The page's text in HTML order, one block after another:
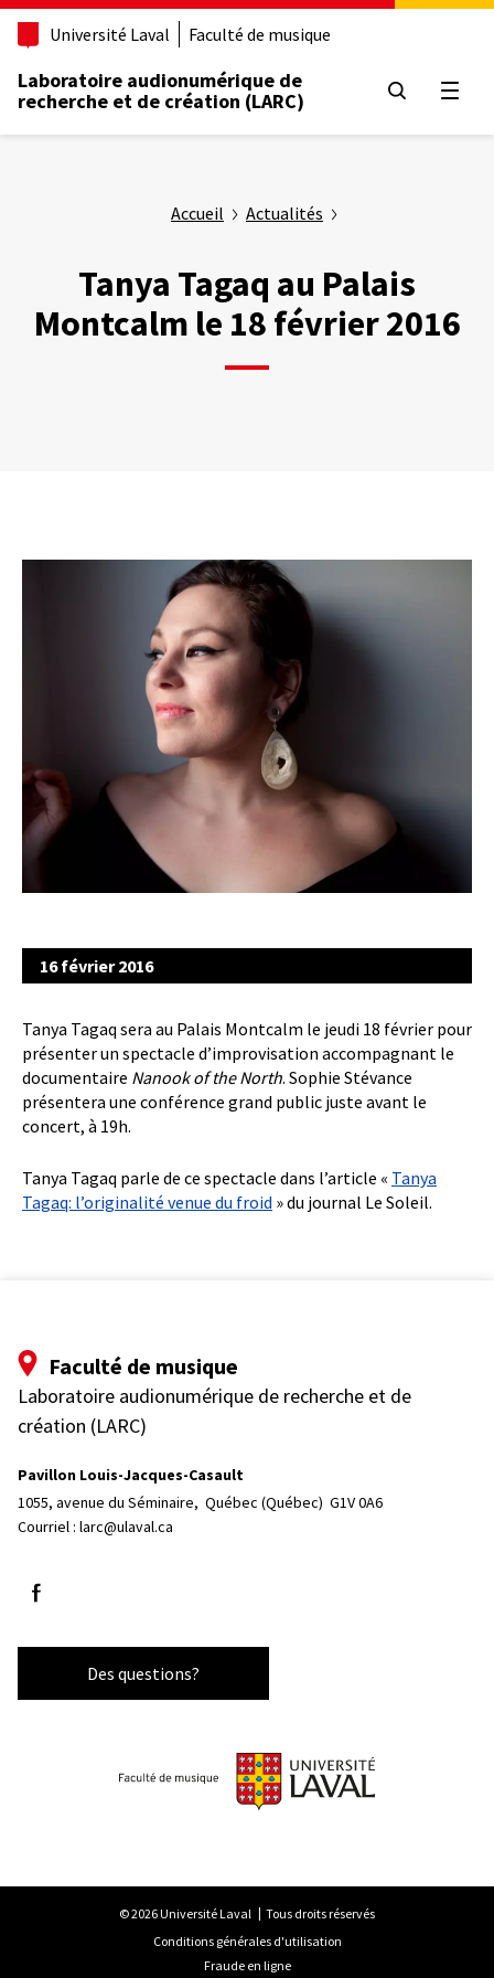
Aller
principal
Université Laval Faculté de musique
Laboratoire audionumérique de
recherche et de création (LARC)
Accueil Actualités
Tanya Tagaq au Palais
Montcalm le 18 février 2016
16 février 2016
Tanya Tagaq sera au Palais Montcalm le jeudi 18 février pour
présenter un spectacle d’improvisation accompagnant le
documentaire Nanook of the North. Sophie Stévance
présentera une conférence grand public juste avant le
concert, à 19h.
Tanya Tagaq parle de ce spectacle dans l’article « Tanya
Tagaq: l’originalité venue du froid » du journal Le Soleil.
Faculté de musique
Laboratoire audionumérique de recherche et de
création (LARC)
Pavillon Louis-Jacques-Casault
1055, avenue du Séminaire, Québec (Québec)  G1V 0A6
Courriel : larc@ulaval.ca
Suivez-nous sur Facebook
Des questions?
© 2026 Université Laval
Tous droits réservés
Conditions générales d'utilisation
Fraude en ligne